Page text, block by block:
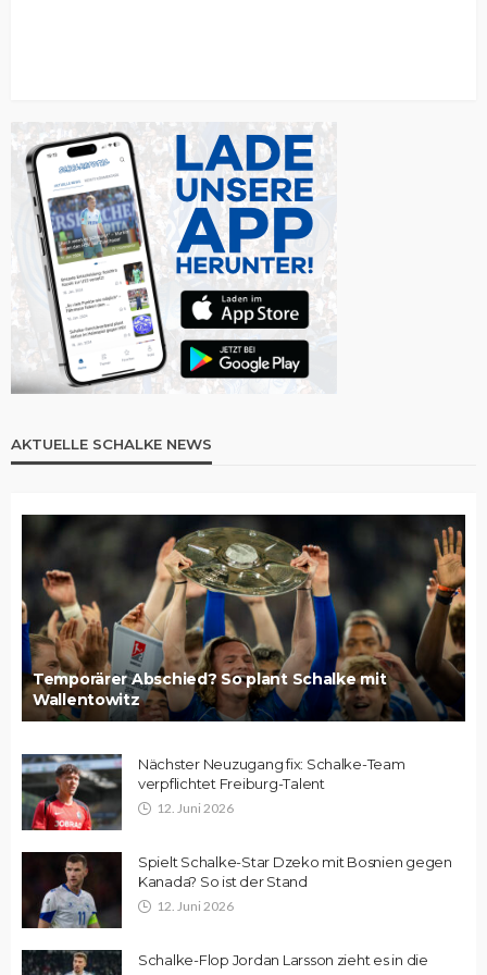
AKTUELLE SCHALKE NEWS
Temporärer Abschied? So plant Schalke mit
Wallentowitz
Nächster Neuzugang fix: Schalke-Team
verpflichtet Freiburg-Talent
12. Juni 2026
Spielt Schalke-Star Dzeko mit Bosnien gegen
Kanada? So ist der Stand
12. Juni 2026
Schalke-Flop Jordan Larsson zieht es in die